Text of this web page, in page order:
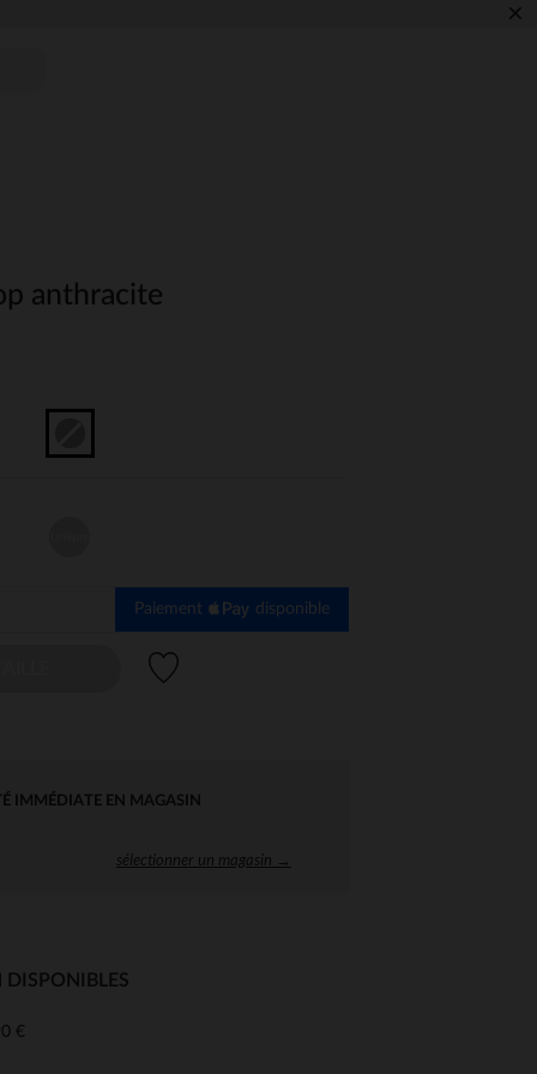
×
anthracite
Paiement disponible
IMMÉDIATE EN MAGASIN
sélectionner un magasin →
€